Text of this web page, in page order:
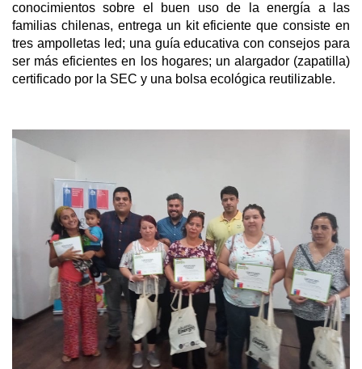
conocimientos sobre el buen uso de la energía a las
familias chilenas, entrega un kit eficiente que consiste en
tres ampolletas led; una guía educativa con consejos para
ser más eficientes en los hogares; un alargador (zapatilla)
certificado por la SEC y una bolsa ecológica reutilizable.